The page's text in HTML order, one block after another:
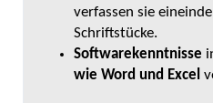
verfassen sie
Schriftstücke.
Softwarekenntnisse
wie Word und Excel